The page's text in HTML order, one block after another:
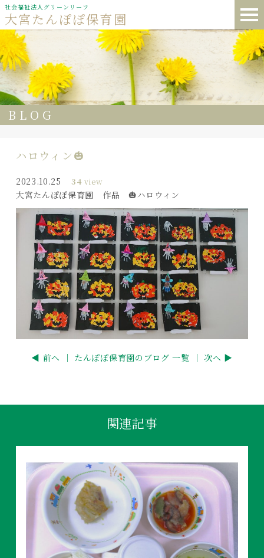
社会福祉法人グリーンリーフ
大宮たんぽぽ保育園
BLOG
ハロウィン🎃
2023.10.25 34 view
大宮たんぽぽ保育園 作品 🎃ハロウィン
◀ 前へ ｜ たんぽぽ保育園のブログ 一覧 ｜ 次へ ▶
関連記事